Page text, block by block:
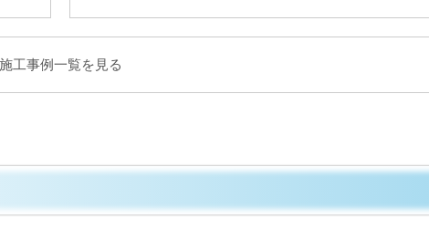
施工事例一覧を見る